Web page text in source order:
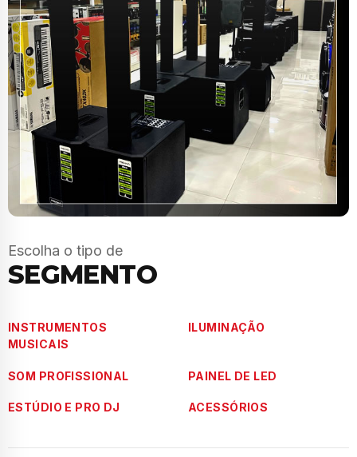
Escolha o tipo de
SEGMENTO
INSTRUMENTOS
MUSICAIS
ILUMINAÇÃO
SOM PROFISSIONAL PAINEL DE LED
ESTÚDIO E PRO DJ ACESSÓRIOS